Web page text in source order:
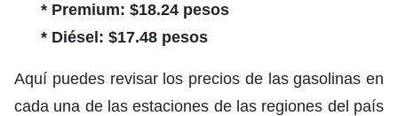
* Premium: $18.24 pesos
* Diésel: $17.48 pesos
Aquí puedes revisar los precios de las gasolinas en
cada una de las estaciones de las regiones del país